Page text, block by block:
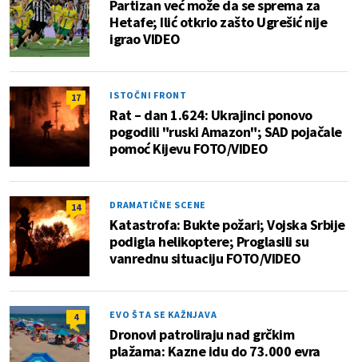
Partizan već može da se sprema za
Hetafe; Ilić otkrio zašto Ugrešić nije
igrao VIDEO
17 ISTOČNI FRONT
Rat – dan 1.624: Ukrajinci ponovo
pogodili "ruski Amazon"; SAD pojačale
pomoć Kijevu FOTO/VIDEO
14 DRAMATIČNE SCENE
Katastrofa: Bukte požari; Vojska Srbije
podigla helikoptere; Proglasili su
vanrednu situaciju FOTO/VIDEO
4 EVO ŠTA SE KAŽNJAVA
Dronovi patroliraju nad grčkim
plažama: Kazne idu do 73.000 evra